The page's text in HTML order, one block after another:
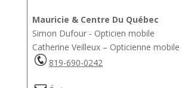
Mauricie & Centre Du Québec
Simon Dufour - Opticien mobile
Catherine Veilleux – Opticienne mobile
819-690-0242